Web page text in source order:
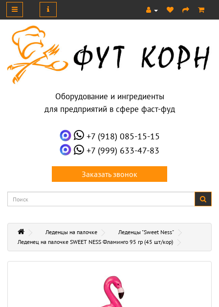
Оборудование и ингредиенты
для предприятий в сфере фаст-фуд
+7 (918) 085-15-15
+7 (999) 633-47-83
Заказать звонок
Леденцы на палочке
Леденцы "Sweet Ness"
Леденец на палочке SWEET NESS Фламинго 95 гр (45 шт/кор)